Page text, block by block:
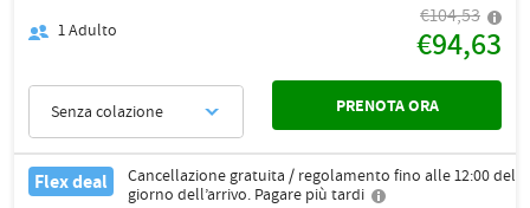
1Adulto
€104,53
€94,63
Senza colazione PRENOTA ORA
Flex deal
Cancellazione gratuita / regolamento fino alle 12:00 del
giorno dell’arrivo. Pagare più tardi